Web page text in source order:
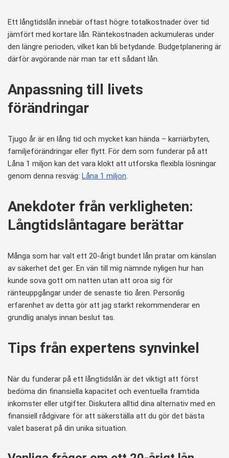
Ett långtidslån innebär oftast högre totalkostnader över tid
jämfört med kortare lån. Räntekostnaden ackumuleras under
den längre perioden, vilket kan bli betydande. Budgetplanering är
därför avgörande när man tar ett sådant lån.
Anpassning till livets
förändringar
Tjugo år är en lång tid och mycket kan hända – karriärbyten,
familjeförändringar eller flytt. För dem som funderar på att
Låna 1 miljon kan det vara klokt att utforska flexibla lösningar
genom denna resväg: Låna 1 miljon.
Anekdoter från verkligheten:
Långtidslåntagare berättar
Många som har valt ett 20-årigt bundet lån pratar om känslan
av säkerhet det ger. En vän till mig nämnde nyligen hur han
kunde sova gott om natten utan att oroa sig för
ränteuppgångar under de senaste tio åren. Personlig
erfarenhet av detta gör att jag starkt rekommenderar en
grundlig analys innan beslut tas.
Tips från expertens synvinkel
När du funderar på ett långtidslån är det viktigt att först
bedöma din finansiella kapacitet och eventuella framtida
inkomster eller utgifter. Diskutera alltid dina alternativ med en
finansiell rådgivare för att säkerställa att du gör det bästa
valet baserat på din unika situation.